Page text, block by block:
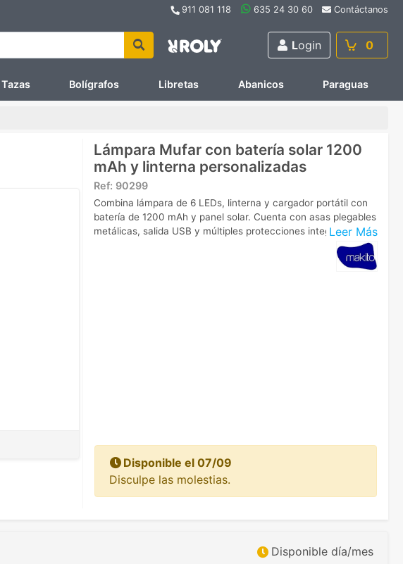
911 081 118 635 24 30 60 Contáctanos
Login 0
Tazas Bolígrafos Libretas Abanicos Paraguas
Lámpara Mufar con batería solar 1200
mAh y linterna personalizadas
Ref: 90299
Leer Más
Combina lámpara de 6 LEDs, linterna y cargador portátil con
batería de 1200 mAh y panel solar. Cuenta con asas plegables
metálicas, salida USB y múltiples protecciones integradas.
Disponible el 07/09
Disculpe las molestias.
Disponible día/mes